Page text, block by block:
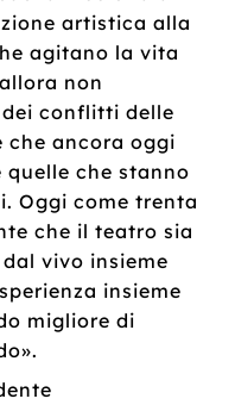
artistica alla
agitano la vita
non
conflitti delle
che ancora oggi
che stanno
Oggi come trenta
che il teatro sia
vivo insieme
insieme
migliore di